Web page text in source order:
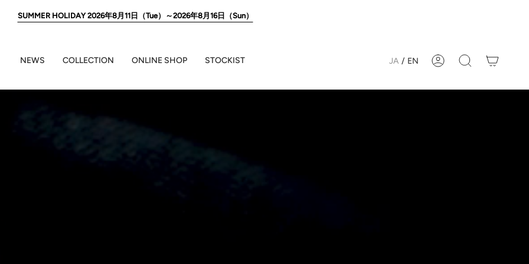
SUMMER HOLIDAY 2026年8月11日（Tue）～2026年8月16日（Sun）
NEWS COLLECTION ONLINE SHOP STOCKIST JA / EN AccountSearch